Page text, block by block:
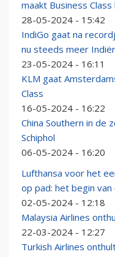
maakt Business
28-05-2024 - 15:42
IndiGo gaat na
nu steeds meer
23-05-2024 - 16:11
KLM gaat
Class
16-05-2024 - 16:22
China Southern in de
Schiphol
06-05-2024 - 16:20
Lufthansa voor het
op pad: het begin
02-05-2024 - 12:18
Malaysia Airlines
22-03-2024 - 12:27
Turkish Airlines